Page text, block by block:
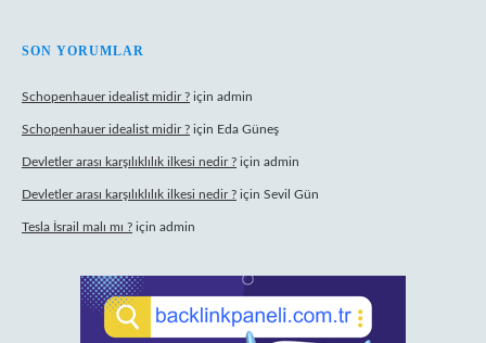
SON YORUMLAR
Schopenhauer idealist midir ? için admin
Schopenhauer idealist midir ? için Eda Güneş
Devletler arası karşılıklılık ilkesi nedir ? için admin
Devletler arası karşılıklılık ilkesi nedir ? için Sevil Gün
Tesla İsrail malı mı ? için admin